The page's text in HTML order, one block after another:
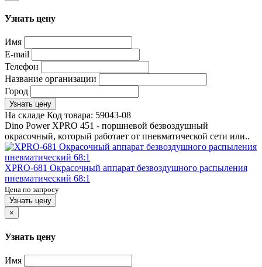
Узнать цену
Имя
E-mail
Телефон
Название организации
Город
Узнать цену
На складе Код товара: 59043-08
Dino Power XPRO 451 - поршневой безвоздушный
окрасочный, который работает от пневматической сети или..
XPRO-681 Окрасочный аппарат безвоздушного распыления
пневматический 68:1
Цена по запросу
Узнать цену
×
Узнать цену
Имя